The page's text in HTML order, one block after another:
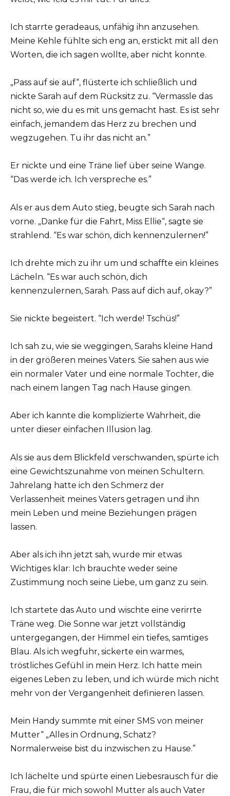
Ich starrte geradeaus, unfähig ihn anzusehen.
Meine Kehle fühlte sich eng an, erstickt mit all den
Worten, die ich sagen wollte, aber nicht konnte.
„Pass auf sie auf“, flüsterte ich schließlich und
nickte Sarah auf dem Rücksitz zu. “Vermassle das
nicht so, wie du es mit uns gemacht hast. Es ist sehr
einfach, jemandem das Herz zu brechen und
wegzugehen. Tu ihr das nicht an.”
Er nickte und eine Träne lief über seine Wange.
“Das werde ich. Ich verspreche es.”
Als er aus dem Auto stieg, beugte sich Sarah nach
vorne. „Danke für die Fahrt, Miss Ellie“, sagte sie
strahlend. “Es war schön, dich kennenzulernen!”
Ich drehte mich zu ihr um und schaffte ein kleines
Lächeln. “Es war auch schön, dich
kennenzulernen, Sarah. Pass auf dich auf, okay?”
Sie nickte begeistert. “Ich werde! Tschüs!”
Ich sah zu, wie sie weggingen, Sarahs kleine Hand
in der größeren meines Vaters. Sie sahen aus wie
ein normaler Vater und eine normale Tochter, die
nach einem langen Tag nach Hause gingen.
Aber ich kannte die komplizierte Wahrheit, die
unter dieser einfachen Illusion lag.
Als sie aus dem Blickfeld verschwanden, spürte ich
eine Gewichtszunahme von meinen Schultern.
Jahrelang hatte ich den Schmerz der
Verlassenheit meines Vaters getragen und ihn
mein Leben und meine Beziehungen prägen
lassen.
Aber als ich ihn jetzt sah, wurde mir etwas
Wichtiges klar: Ich brauchte weder seine
Zustimmung noch seine Liebe, um ganz zu sein.
Ich startete das Auto und wischte eine verirrte
Träne weg. Die Sonne war jetzt vollständig
untergegangen, der Himmel ein tiefes, samtiges
Blau. Als ich wegfuhr, sickerte ein warmes,
tröstliches Gefühl in mein Herz. Ich hatte mein
eigenes Leben zu leben, und ich würde mich nicht
mehr von der Vergangenheit definieren lassen.
Mein Handy summte mit einer SMS von meiner
Mutter“ „Alles in Ordnung, Schatz?
Normalerweise bist du inzwischen zu Hause.”
Ich lächelte und spürte einen Liebesrausch für die
Frau, die für mich sowohl Mutter als auch Vater